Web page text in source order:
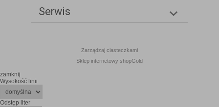
Serwis
Zarządzaj ciasteczkami
Sklep internetowy shopGold
zamknij
Wysokość linii
Odstęp liter